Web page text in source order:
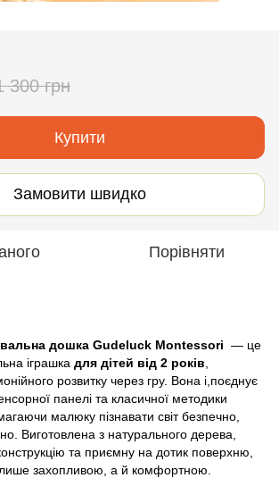
300 грн
Купити
Замовити швидко
Порівняти
дошка Gudeluck Montessori — це
іграшка для дітей від 2 років
розвитку через гру. Вона і,поєднує
панелі та класичної методики
малюку пізнавати світ безпечно,
Виготовлена з натурального дерева,
та приємну на дотик поверхню,
захопливою, а й комфортною.